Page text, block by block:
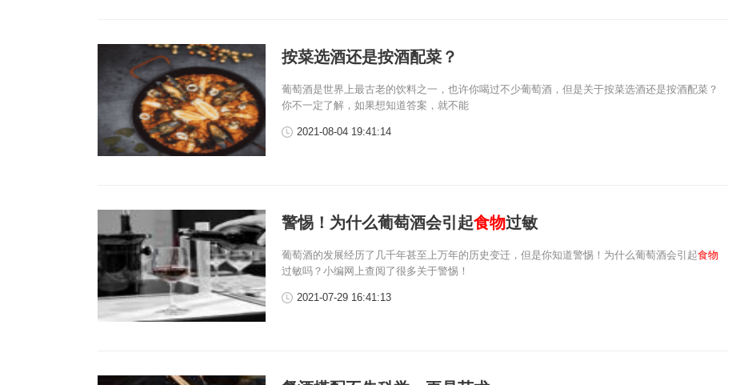
按菜选酒还是按酒配菜？
葡萄酒是世界上最古老的饮料之一，也许你喝过不少葡萄酒，但是关于按菜选酒还是按酒配菜？
你不一定了解，如果想知道答案，就不能
2021-08-04 19:41:14
警惕！为什么葡萄酒会引起食物过敏
葡萄酒的发展经历了几千年甚至上万年的历史变迁，但是你知道警惕！为什么葡萄酒会引起食物
过敏吗？小编网上查阅了很多关于警惕！
2021-07-29 16:41:13